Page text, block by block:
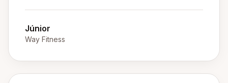
Júnior
Way Fitness